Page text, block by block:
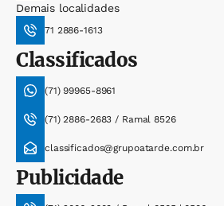
Demais localidades
71 2886-1613
Classificados
(71) 99965-8961
(71) 2886-2683 / Ramal 8526
classificados@grupoatarde.com.br
Publicidade